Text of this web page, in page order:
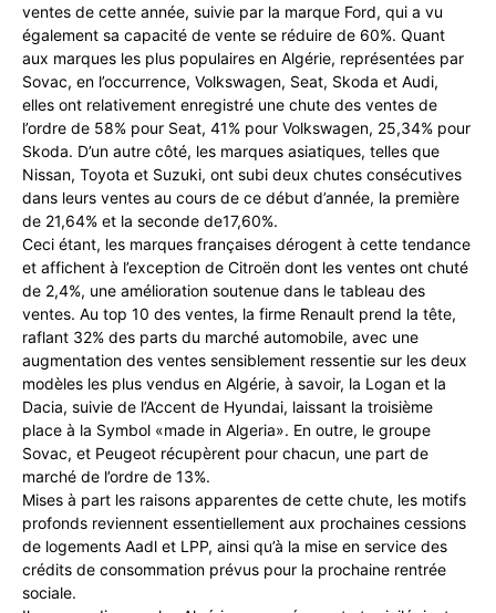
ventes de cette année, suivie par la marque Ford, qui a vu
également sa capacité de vente se réduire de 60%. Quant
aux marques les plus populaires en Algérie, représentées par
Sovac, en l’occurrence, Volkswagen, Seat, Skoda et Audi,
elles ont relativement enregistré une chute des ventes de
l’ordre de 58% pour Seat, 41% pour Volkswagen, 25,34% pour
Skoda. D’un autre côté, les marques asiatiques, telles que
Nissan, Toyota et Suzuki, ont subi deux chutes consécutives
dans leurs ventes au cours de ce début d’année, la première
de 21,64% et la seconde de17,60%.
Ceci étant, les marques françaises dérogent à cette tendance
et affichent à l’exception de Citroën dont les ventes ont chuté
de 2,4%, une amélioration soutenue dans le tableau des
ventes. Au top 10 des ventes, la firme Renault prend la tête,
raflant 32% des parts du marché automobile, avec une
augmentation des ventes sensiblement ressentie sur les deux
modèles les plus vendus en Algérie, à savoir, la Logan et la
Dacia, suivie de l’Accent de Hyundai, laissant la troisième
place à la Symbol «made in Algeria». En outre, le groupe
Sovac, et Peugeot récupèrent pour chacun, une part de
marché de l’ordre de 13%.
Mises à part les raisons apparentes de cette chute, les motifs
profonds reviennent essentiellement aux prochaines cessions
de logements Aadl et LPP, ainsi qu’à la mise en service des
crédits de consommation prévus pour la prochaine rentrée
sociale.